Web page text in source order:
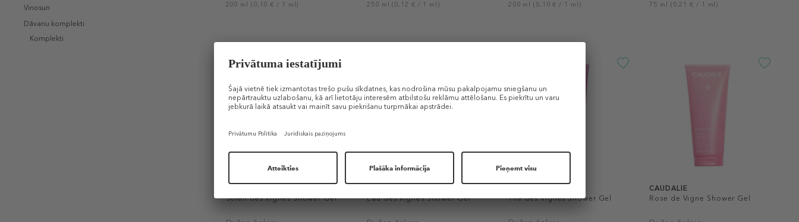
Vinosun
Dāvanu komplekti
Komplekti
200 ml (0,10 € / 1 ml) 250 ml (0,12 € / 1 ml) 200 ml (0,10 € / 1 ml) 75 ml (0,21 € / 1 ml)
Soleil des Vignes Shower Gel
Eau des Vignes Shower Gel
Thé des Vignes Shower Gel
CAUDALIE
Rose de Vigne Shower Gel